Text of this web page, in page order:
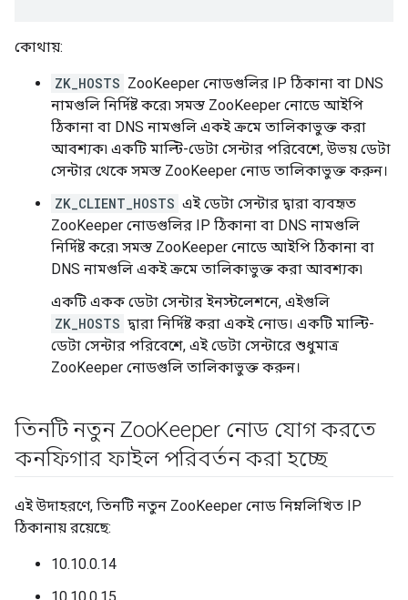
কোথায়:
ZK_HOSTS ZooKeeper নোডগুলির IP ঠিকানা বা DNS
নামগুলি নির্দিষ্ট করে৷ সমস্ত ZooKeeper নোডে আইপি
ঠিকানা বা DNS নামগুলি একই ক্রমে তালিকাভুক্ত করা
আবশ্যক৷ একটি মাল্টি-ডেটা সেন্টার পরিবেশে, উভয় ডেটা
সেন্টার থেকে সমস্ত ZooKeeper নোড তালিকাভুক্ত করুন।
ZK_CLIENT_HOSTS এই ডেটা সেন্টার দ্বারা ব্যবহৃত
ZooKeeper নোডগুলির IP ঠিকানা বা DNS নামগুলি
নির্দিষ্ট করে৷ সমস্ত ZooKeeper নোডে আইপি ঠিকানা বা
DNS নামগুলি একই ক্রমে তালিকাভুক্ত করা আবশ্যক৷
একটি একক ডেটা সেন্টার ইনস্টলেশনে, এইগুলি
ZK_HOSTS দ্বারা নির্দিষ্ট করা একই নোড। একটি মাল্টি-
ডেটা সেন্টার পরিবেশে, এই ডেটা সেন্টারে শুধুমাত্র
ZooKeeper নোডগুলি তালিকাভুক্ত করুন।
তিনটি নতুন ZooKeeper নোড যোগ করতে
কনফিগার ফাইল পরিবর্তন করা হচ্ছে
এই উদাহরণে, তিনটি নতুন ZooKeeper নোড নিম্নলিখিত IP
ঠিকানায় রয়েছে:
10.10.0.14